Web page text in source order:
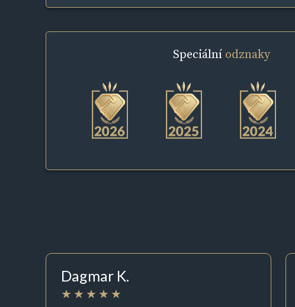
Speciální odznaky
Dagmar K.